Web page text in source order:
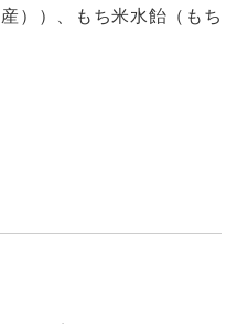
））、もち米水飴（もち